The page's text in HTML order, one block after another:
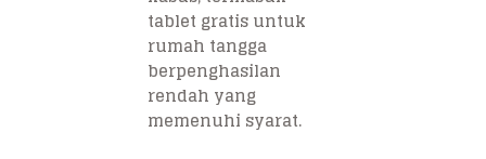
tablet gratis untuk
rumah tangga
berpenghasilan
rendah yang
memenuhi syarat.